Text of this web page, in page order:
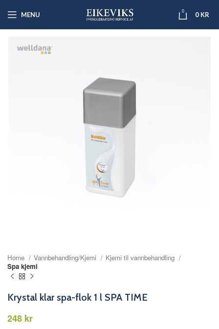
MENU 0 0 KR
Home Vannbehandling/Kjemi
Kjemi til vannbehandling
Spa kjemi
Krystal klar spa-flok 1 l SPA TIME
kr